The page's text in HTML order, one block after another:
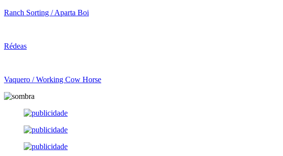
Ranch Sorting / Aparta Boi
Rédeas
Vaquero / Working Cow Horse